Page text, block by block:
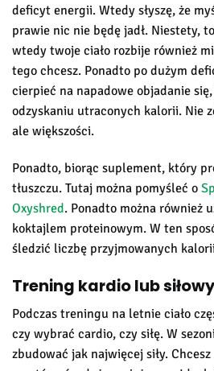
deficyt energii. Wtedy słyszę, że
prawie nic nie będę jadł. Niestety,
wtedy twoje ciało rozbije również
tego chcesz. Ponadto po dużym
cierpieć na napadowe objadanie
odzyskaniu utraconych kalorii. Nie
ale większości.
Ponadto, biorąc suplement, który
tłuszczu. Tutaj można pomyśleć o
Oxyshred. Ponadto można również
koktajlem proteinowym. W ten
śledzić liczbę przyjmowanych
Trening kardio lub siłowy
Podczas treningu na letnie ciało
czy wybrać cardio, czy siłę. W
zbudować jak najwięcej siły.